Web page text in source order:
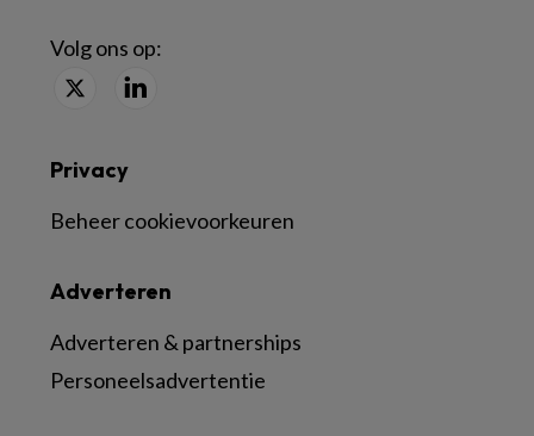
Volg ons op:
Adverteren
Adverteren & partnerships
Personeelsadvertentie
Privacy
Beheer cookievoorkeuren